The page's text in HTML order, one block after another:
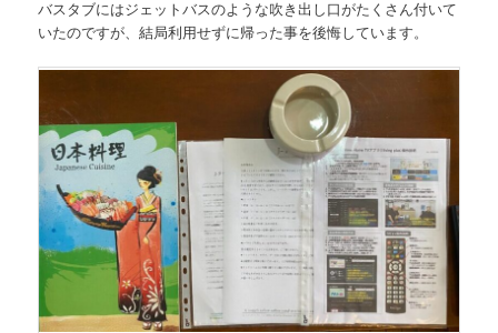
バスタブにはジェットバスのような吹き出し口がたくさん付いて
いたのですが、結局利用せずに帰った事を後悔しています。